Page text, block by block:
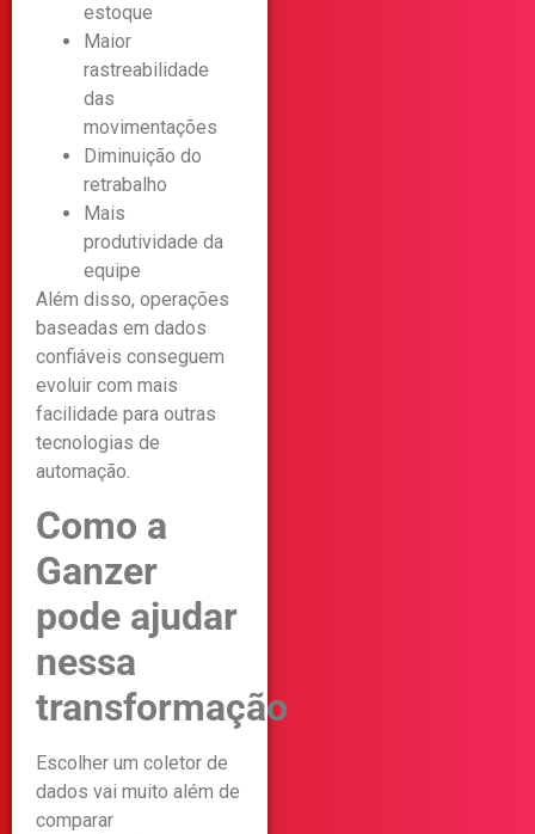
estoque
Maior
rastreabilidade
das
movimentações
Diminuição do
retrabalho
Mais
produtividade da
equipe
Além disso, operações
baseadas em dados
confiáveis conseguem
evoluir com mais
facilidade para outras
tecnologias de
automação.
Como a
Ganzer
pode ajudar
nessa
transformação
Escolher um coletor de
dados vai muito além de
comparar